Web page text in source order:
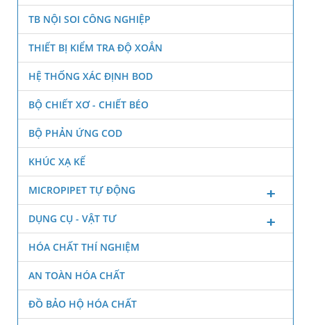
TB NỘI SOI CÔNG NGHIỆP
THIẾT BỊ KIỂM TRA ĐỘ XOẮN
HỆ THỐNG XÁC ĐỊNH BOD
BỘ CHIẾT XƠ - CHIẾT BÉO
BỘ PHẢN ỨNG COD
KHÚC XẠ KẾ
MICROPIPET TỰ ĐỘNG
DỤNG CỤ - VẬT TƯ
HÓA CHẤT THÍ NGHIỆM
AN TOÀN HÓA CHẤT
ĐỒ BẢO HỘ HÓA CHẤT